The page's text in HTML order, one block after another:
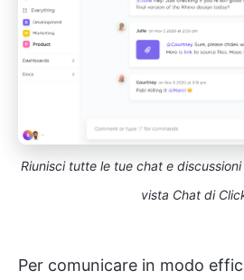
Riunisci tutte le tue chat e
vista Chat di
Per comunicare in modo